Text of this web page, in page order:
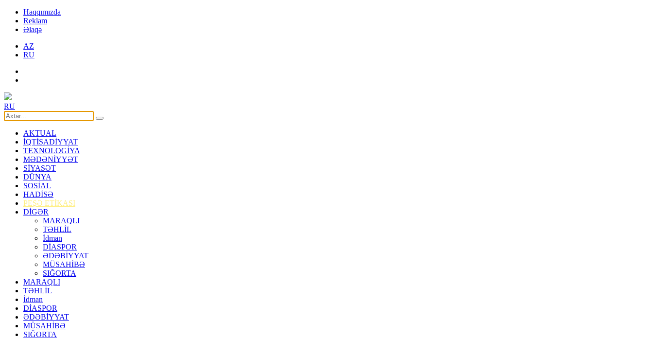
Haqqımızda
Reklam
Əlaqə
AZ
RU
RU
AKTUAL
İQTİSADİYYAT
TEXNOLOGİYA
MƏDƏNİYYƏT
SİYASƏT
DÜNYA
SOSİAL
HADİSƏ
PEŞƏ ETİKASI
DİGƏR
MARAQLI
TƏHLİL
İdman
DİASPOR
ƏDƏBİYYAT
MÜSAHİBƏ
SIĞORTA
MARAQLI
TƏHLİL
İdman
DİASPOR
ƏDƏBİYYAT
MÜSAHİBƏ
SIĞORTA